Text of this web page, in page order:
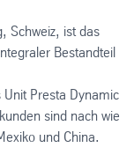
Schweiz, ist das
Bestandteil
Unit Presta Dynamic
sind nach wie
und China.